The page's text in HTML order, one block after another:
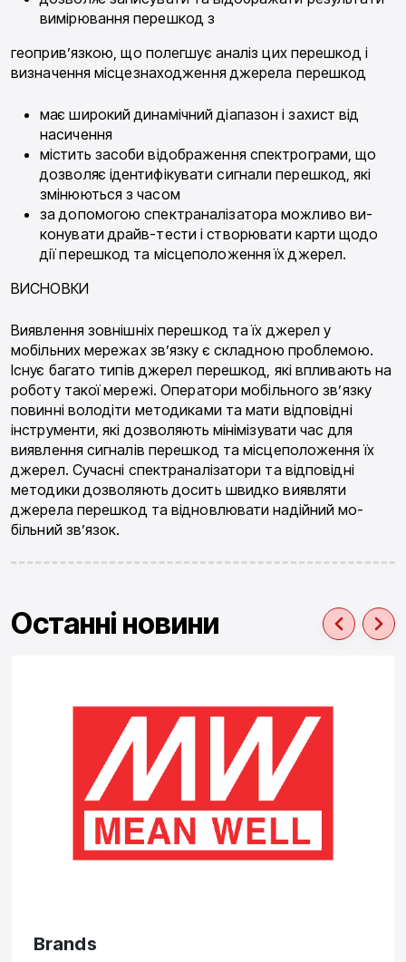
вимірювання перешкод з
геоприв’язкою, що полегшує аналіз цих пере­шкод і
визначення місцезнаходження джерела пе­решкод
має широкий динамічний діапазон і захист від
насичення
містить засоби відображення спектрограми, що
дозволяє ідентифікувати сигнали перешкод, які
змінюються з часом
за допомогою спектраналізатора можливо ви­
конувати драйв-тести і створювати карти щодо
дії перешкод та місцеположення їх джерел.
ВИСНОВКИ
Виявлення зовнішніх перешкод та їх джерел у
мобільних мережах зв’язку є складною проблемою.
Існує багато типів джерел перешкод, які впливають на
роботу такої мережі. Оператори мобільного зв’язку
повинні володіти методиками та мати відпо­відні
інструменти, які дозволяють мінімізувати час для
виявлення сигналів перешкод та місцеположен­ня їх
джерел. Сучасні спектраналізатори та відповід­ні
методики дозволяють досить швидко виявляти
джерела перешкод та відновлювати надійний мо­
більний зв’язок.
Останні новини
Brands